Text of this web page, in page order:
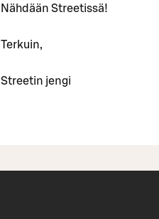
Nähdään Streetissä!
Terkuin,
Streetin jengi